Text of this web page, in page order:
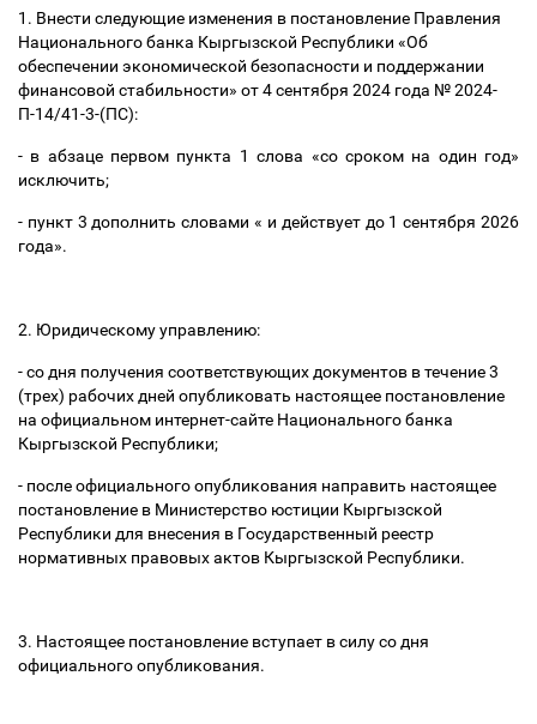
1. Внести следующие изменения в постановление Правления
Национального банка Кыргызской Республики «Об
обеспечении экономической безопасности и поддержании
финансовой стабильности» от 4 сентября 2024 года № 2024-
П-14/41-3-(ПС):
- в абзаце первом пункта 1 слова «со сроком на один год»
исключить;
- пункт 3 дополнить словами « и действует до 1 сентября 2026
года».
2. Юридическому управлению:
- со дня получения соответствующих документов в течение 3
(трех) рабочих дней опубликовать настоящее постановление
на официальном интернет-сайте Национального банка
Кыргызской Республики;
- после официального опубликования направить настоящее
постановление в Министерство юстиции Кыргызской
Республики для внесения в Государственный реестр
нормативных правовых актов Кыргызской Республики.
3. Настоящее постановление вступает в силу со дня
официального опубликования.